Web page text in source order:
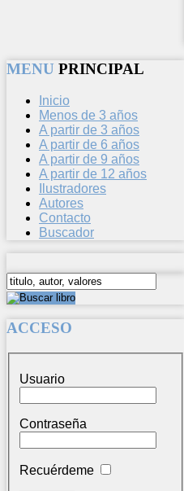
MENU PRINCIPAL
Inicio
Menos de 3 años
A partir de 3 años
A partir de 6 años
A partir de 9 años
A partir de 12 años
Ilustradores
Autores
Contacto
Buscador
ACCESO
Usuario
Contraseña
Recuérdeme